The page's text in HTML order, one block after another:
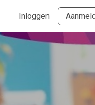
Voucher
Inloggen